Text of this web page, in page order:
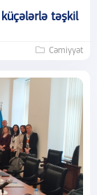
təşkil
Cəmiyyət